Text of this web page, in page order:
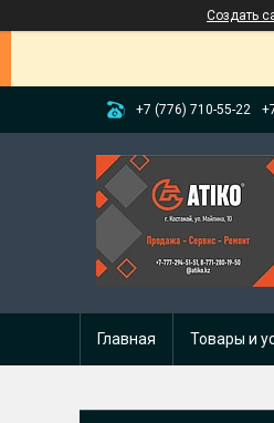
Создать
+7 (776) 710-55-22
Главная Товары и